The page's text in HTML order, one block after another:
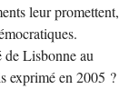
leur promettent,
de Lisbonne au
exprimé en 2005 ?